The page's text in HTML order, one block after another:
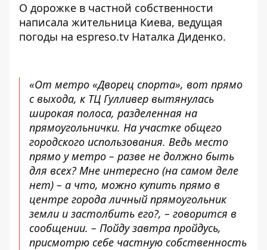
О дорожке в частной собственности
написала жительница Киева, ведущая
погоды на espreso.tv Наталка Диденко.
«От метро «Дворец спорта», вот прямо
с выхода, к ТЦ Гулливер вытянулась
широкая полоса, разделенная на
прямоугольнички. На участке общего
городского использования. Ведь место
прямо у метро – разве не должно быть
для всех? Мне интересно (на самом деле
нет) – а что, можно купить прямо в
центре города личный прямоугольник
земли и застолбить его?, – говорится в
сообщении. – Пойду завтра пройдусь,
присмотрю себе частную собственность